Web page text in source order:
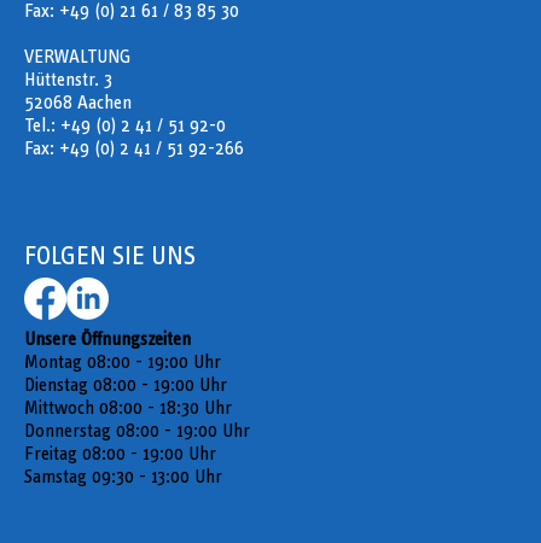
Fax: +49 (0) 21 61 / 83 85 30
VERWALTUNG
Hüttenstr. 3
52068 Aachen
Tel.: +49 (0) 2 41 / 51 92-0
Fax: +49 (0) 2 41 / 51 92-266
FOLGEN SIE UNS
Unsere Öffnungszeiten
Montag 08:00 - 19:00 Uhr
Dienstag 08:00 - 19:00 Uhr
Mittwoch 08:00 - 18:30 Uhr
Donnerstag 08:00 - 19:00 Uhr
Freitag 08:00 - 19:00 Uhr
Samstag 09:30 - 13:00 Uhr